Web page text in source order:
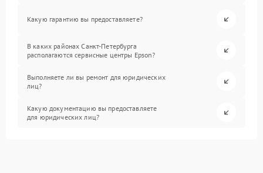
Какую гарантию вы предоставляете?
В каких районах Санкт-Петербурга
располагаются сервисные центры Epson?
Выполняете ли вы ремонт для юридических
лиц?
Какую документацию вы предоставляете
для юридических лиц?